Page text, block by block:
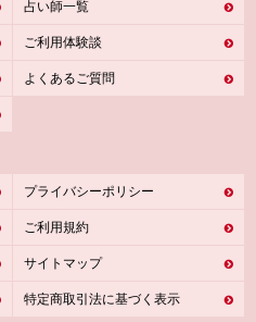
占い師一覧
ご利用体験談
よくあるご質問
プライバシーポリシー
ご利用規約
サイトマップ
特定商取引法に基づく表示